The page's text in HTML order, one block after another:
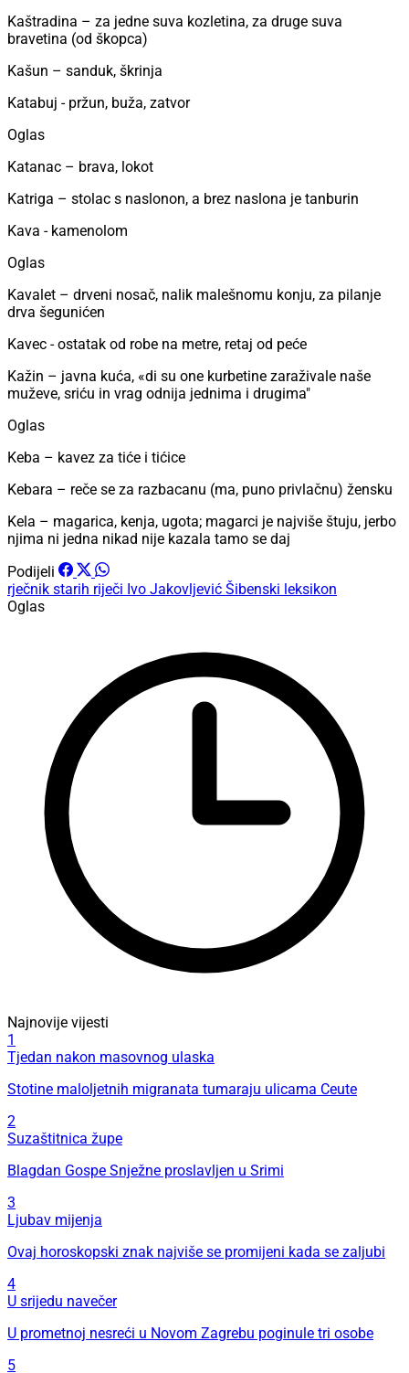
Kaštradina – za jedne suva kozletina, za druge suva
bravetina (od škopca)
Kašun – sanduk, škrinja
Katabuj - pržun, buža, zatvor
Oglas
Katanac – brava, lokot
Katriga – stolac s naslonon, a brez naslona je tanburin
Kava - kamenolom
Oglas
Kavalet – drveni nosač, nalik malešnomu konju, za pilanje
drva šegunićen
Kavec - ostatak od robe na metre, retaj od peće
Kažin – javna kuća, «di su one kurbetine zaraživale naše
muževe, sriću in vrag odnija jednima i drugima"
Oglas
Keba – kavez za tiće i tićice
Kebara – reče se za razbacanu (ma, puno privlačnu) žensku
Kela – magarica, kenja, ugota; magarci je najviše štuju, jerbo
njima ni jedna nikad nije kazala tamo se daj
Podijeli
rječnik starih riječi Ivo Jakovljević Šibenski leksikon
Oglas
Najnovije vijesti
1
Tjedan nakon masovnog ulaska
Stotine maloljetnih migranata tumaraju ulicama Ceute
2
Suzaštitnica župe
Blagdan Gospe Snježne proslavljen u Srimi
3
Ljubav mijenja
Ovaj horoskopski znak najviše se promijeni kada se zaljubi
4
U srijedu navečer
U prometnoj nesreći u Novom Zagrebu poginule tri osobe
5